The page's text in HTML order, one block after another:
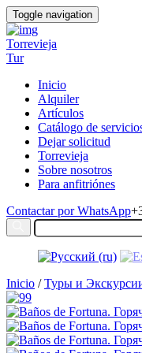
Toggle navigation
Torrevieja
Tur
Inicio
Alquiler
Artículos
Catálogo de
Dejar solicitud
Torrevieja
Sobre nosotros
Para anfitriónes
Contactar por WhatsApp
Inicio /Туры и